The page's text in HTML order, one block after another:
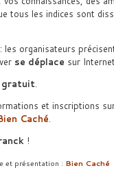
tous les indices sont
les organisateurs
se déplace sur
gratuit.
et inscriptions
Caché.
!
et présentation : Bien Caché